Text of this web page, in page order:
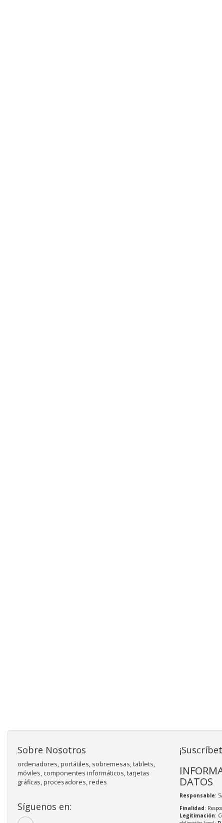
Sobre Nosotros
ordenadores, portátiles, sobremesas, tablets,
móviles, componentes informáticos, tarjetas
gráficas, procesadores, redes
Síguenos en:
DATOS
Responsable:
Finalidad:
Legitimación: